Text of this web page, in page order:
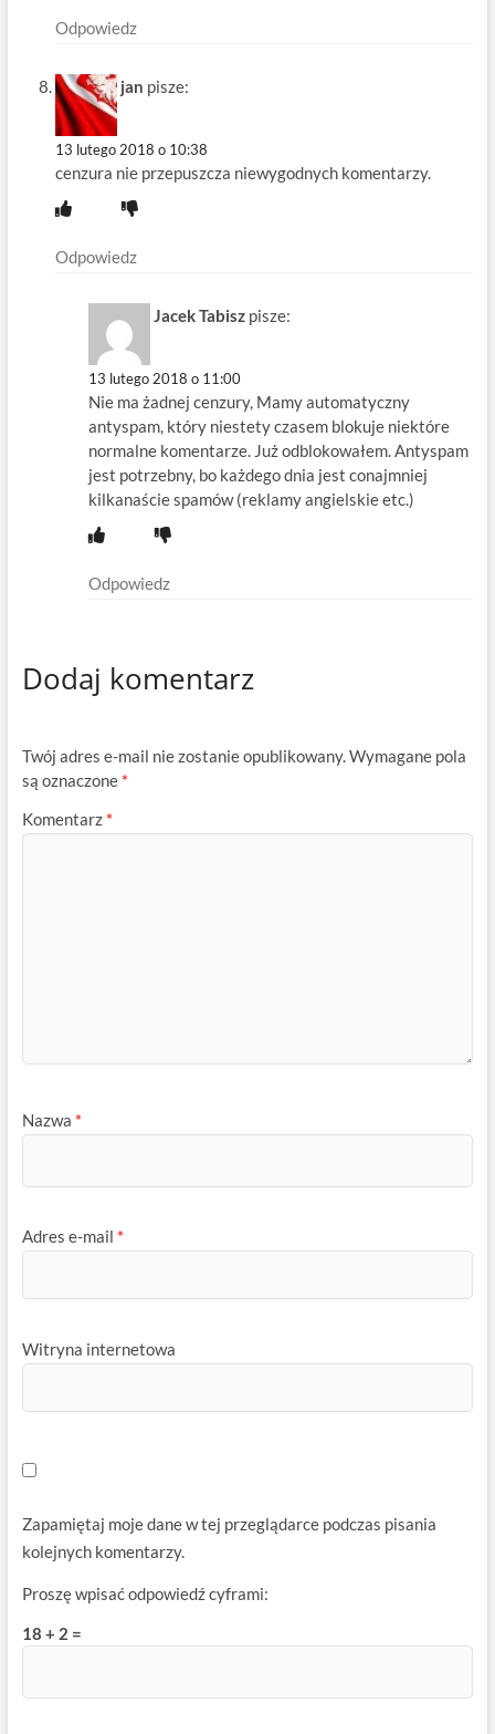
Odpowiedz
jan pisze:
13 lutego 2018 o 10:38
cenzura nie przepuszcza niewygodnych komentarzy.
Odpowiedz
Jacek Tabisz pisze:
13 lutego 2018 o 11:00
Nie ma żadnej cenzury, Mamy automatyczny
antyspam, który niestety czasem blokuje niektóre
normalne komentarze. Już odblokowałem. Antyspam
jest potrzebny, bo każdego dnia jest conajmniej
kilkanaście spamów (reklamy angielskie etc.)
Odpowiedz
Dodaj komentarz
Twój adres e-mail nie zostanie opublikowany.Wymagane pola
są oznaczone *
Komentarz *
Nazwa *
Adres e-mail *
Witryna internetowa
Zapamiętaj moje dane w tej przeglądarce podczas pisania
kolejnych komentarzy.
Proszę wpisać odpowiedź cyframi:
18 + 2 =